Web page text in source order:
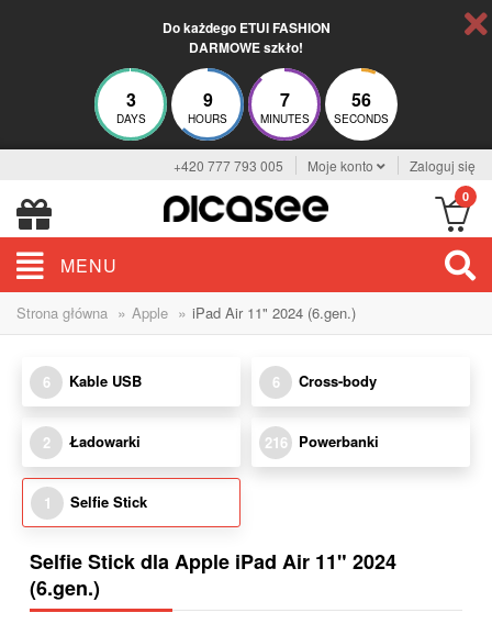
Do każdego ETUI FASHION
DARMOWE szkło!
3
DAYS
9
HOURS
7
MINUTES
56
SECONDS
+420 777 793 005 Moje konto Zaloguj się
0
MENU
Strona główna » Apple » iPad Air 11" 2024 (6.gen.)
6 Kable USB 6 Cross-body
2 Ładowarki 216 Powerbanki
1 Selfie Stick
Selfie Stick dla Apple iPad Air 11" 2024
(6.gen.)